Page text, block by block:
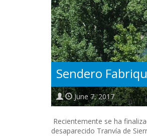
Sendero
June 7, 2017
Recientemente se ha
desaparecido Tranvía de